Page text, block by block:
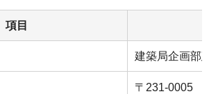
項目
建築局企画部
〒231-0005